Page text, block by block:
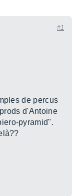
#1
de percus
d'Antoine
pyramid".